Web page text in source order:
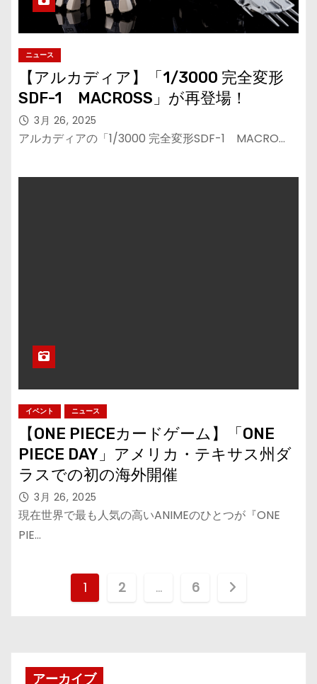
ニュース
【アルカディア】「1/3000 完全変形
SDF-1 MACROSS」が再登場！
3月 26, 2025
アルカディアの「1/3000 完全変形SDF-1 MACRO…
イベント ニュース
【ONE PIECEカードゲーム】「ONE
PIECE DAY」アメリカ・テキサス州ダ
ラスでの初の海外開催
3月 26, 2025
現在世界で最も人気の高いANIMEのひとつが『ONE
PIE…
投
ペ
1 2 … 6
アーカイブ